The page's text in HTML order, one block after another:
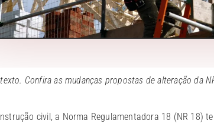
Confira as mudanças propostas de alteração da
civil, a Norma Regulamentadora 18 (NR 18)